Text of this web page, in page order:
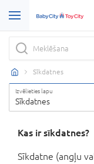
Sīkdatnes
Izvēlieties lapu
Sīkdatnes
Kas ir sīkdatnes?
Sīkdatne (angļu